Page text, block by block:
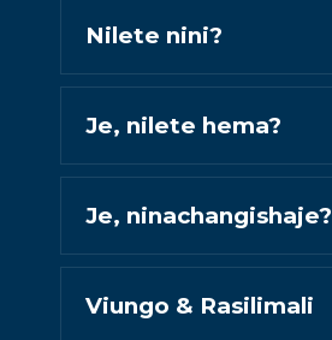
Nilete nini?
Je, nilete hema?
Je, ninachangishaje?
Viungo & Rasilimali